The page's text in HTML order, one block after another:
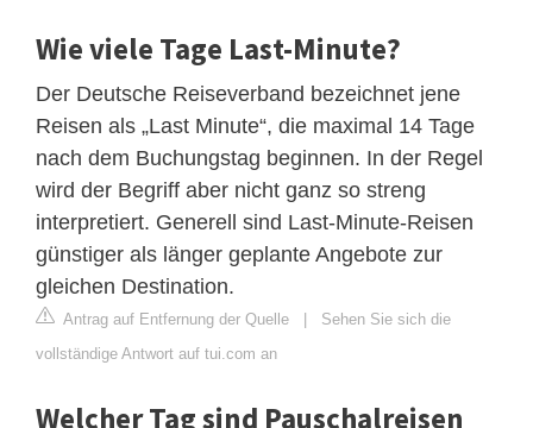
Wie viele Tage Last-Minute?
Der Deutsche Reiseverband bezeichnet jene
Reisen als „Last Minute“, die maximal 14 Tage
nach dem Buchungstag beginnen. In der Regel
wird der Begriff aber nicht ganz so streng
interpretiert. Generell sind Last-Minute-Reisen
günstiger als länger geplante Angebote zur
gleichen Destination.
Antrag auf Entfernung der Quelle | Sehen Sie sich die
vollständige Antwort auf tui.com an
Welcher Tag sind Pauschalreisen